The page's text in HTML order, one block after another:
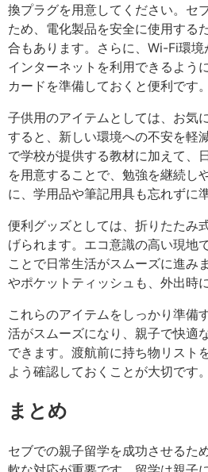
換プラグを用意してください。セ
ため、電化製品を安全に使用する
合もあります。さらに、Wi-Fi環
インターネットを利用できるよう
カードを準備しておくと便利です。
子供用のアイテムとしては、お気
すると、新しい環境への不安を軽
で学校が提供する教材に加えて、
を用意することで、勉強を継続し
に、学用品や筆記用具も忘れずに
便利グッズとしては、折りたたみ
げられます。エコ意識の高い現地
ことで日常生活がスムーズに進み
やポケットティッシュも、外出時
これらのアイテムをしっかり準備
活がスムーズになり、親子で快適
できます。渡航前に持ち物リスト
よう確認しておくことが大切です。
まとめ
セブでの親子留学を成功させるた